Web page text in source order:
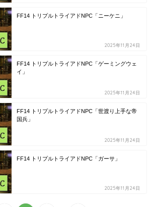
FF14 トリプルトライアドNPC「ニーケニ」
2025年11月24日
FF14 トリプルトライアドNPC「ゲーミングウェ
イ」
2025年11月24日
FF14 トリプルトライアドNPC「世渡り上手な帝
国兵」
2025年11月24日
FF14 トリプルトライアドNPC「ガーサ」
2025年11月24日